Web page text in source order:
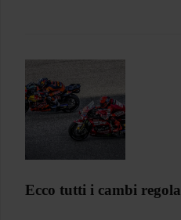
Ecco tutti i cambi